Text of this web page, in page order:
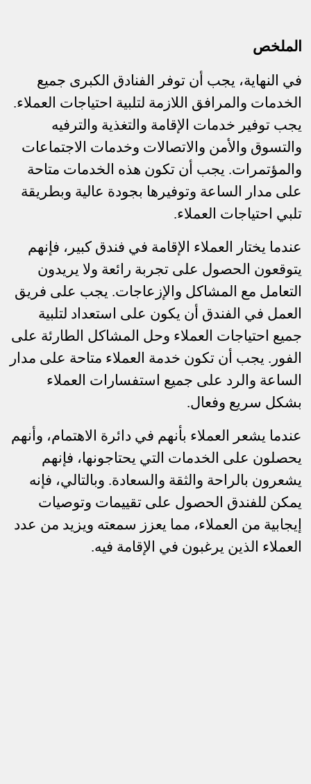
الملخص
في النهاية، يجب أن توفر الفنادق الكبرى جميع
الخدمات والمرافق اللازمة لتلبية احتياجات العملاء.
يجب توفير خدمات الإقامة والتغذية والترفيه
والتسوق والأمن والاتصالات وخدمات الاجتماعات
والمؤتمرات. يجب أن تكون هذه الخدمات متاحة
على مدار الساعة وتوفيرها بجودة عالية وبطريقة
تلبي احتياجات العملاء.
عندما يختار العملاء الإقامة في فندق كبير، فإنهم
يتوقعون الحصول على تجربة رائعة ولا يريدون
التعامل مع المشاكل والإزعاجات. يجب على فريق
العمل في الفندق أن يكون على استعداد لتلبية
جميع احتياجات العملاء وحل المشاكل الطارئة على
الفور. يجب أن تكون خدمة العملاء متاحة على مدار
الساعة والرد على جميع استفسارات العملاء
بشكل سريع وفعال.
عندما يشعر العملاء بأنهم في دائرة الاهتمام، وأنهم
يحصلون على الخدمات التي يحتاجونها، فإنهم
يشعرون بالراحة والثقة والسعادة. وبالتالي، فإنه
يمكن للفندق الحصول على تقييمات وتوصيات
إيجابية من العملاء، مما يعزز سمعته ويزيد من عدد
العملاء الذين يرغبون في الإقامة فيه.